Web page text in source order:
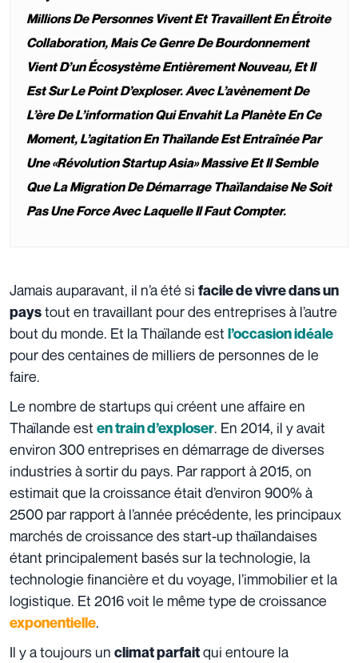
Millions De Personnes Vivent Et Travaillent En Étroite
Collaboration, Mais Ce Genre De Bourdonnement
Vient D’un Écosystème Entièrement Nouveau, Et Il
Est Sur Le Point D’exploser. Avec L’avènement De
L’ère De L’information Qui Envahit La Planète En Ce
Moment, L’agitation En Thaïlande Est Entraînée Par
Une «révolution Startup Asia» Massive Et Il Semble
Que La Migration De Démarrage Thaïlandaise Ne Soit
Pas Une Force Avec Laquelle Il Faut Compter.
Jamais auparavant, il n’a été si facile de vivre dans un
paystout en travaillant pour des entreprises à l’autre
bout du monde. Et la Thaïlande est l’occasion idéale
pour des centaines de milliers de personnes de le
faire.
Le nombre de startups qui créent une affaire en
Thaïlande est en train d’exploser. En 2014, il y avait
environ 300 entreprises en démarrage de diverses
industries à sortir du pays. Par rapport à 2015, on
estimait que la croissance était d’environ 900% à
2500 par rapport à l’année précédente, les principaux
marchés de croissance des start-up thaïlandaises
étant principalement basés sur la technologie, la
technologie financière et du voyage, l’immobilier et la
logistique. Et 2016 voit le même type de croissance
exponentielle.
Il y a toujours un climat parfaitqui entoure la